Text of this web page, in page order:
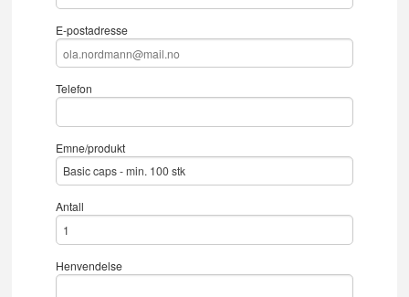
E-postadresse
Telefon
Emne/produkt
Antall
Henvendelse